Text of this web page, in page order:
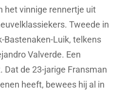
het vinnige rennertje uit
Tweede in
Bastenaken-Luik, telkens
Valverde. Een
Dat de 23-jarige Fransman
heeft, bewees hij al in